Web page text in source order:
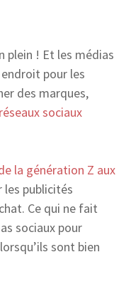
plein ! Et les médias
pour les
des marques,
sociaux
la génération Z aux
les publicités
Ce qui ne fait
sociaux pour
sont bien